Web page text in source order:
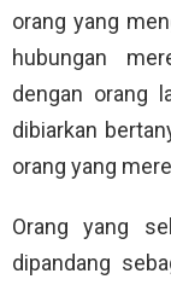
orang yang
hubungan
dengan orang
dibiarkan
orang yang
Orang yang
dipandang